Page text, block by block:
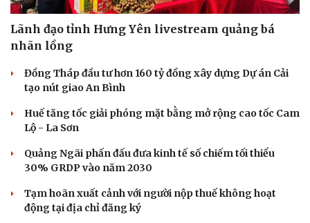
Lãnh đạo tỉnh Hưng Yên livestream quảng bá
nhãn lồng
Đồng Tháp đầu tư hơn 160 tỷ đồng xây dựng Dự án Cải
tạo nút giao An Bình
Huế tăng tốc giải phóng mặt bằng mở rộng cao tốc Cam
Lộ - La Sơn
Quảng Ngãi phấn đấu đưa kinh tế số chiếm tối thiểu
30% GRDP vào năm 2030
Tạm hoãn xuất cảnh với người nộp thuế không hoạt
động tại địa chỉ đăng ký